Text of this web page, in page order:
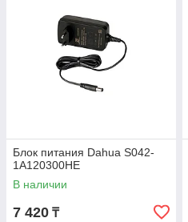
Блок питания Dahua S042-
1A120300HE
В наличии
7 420 ₸